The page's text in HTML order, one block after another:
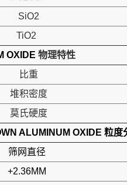
SiO2
TiO2
OXIDE 物理特性
比重
堆积密度
莫氏硬度
ALUMINUM OXIDE 粒度
筛网直径
+2.36MM